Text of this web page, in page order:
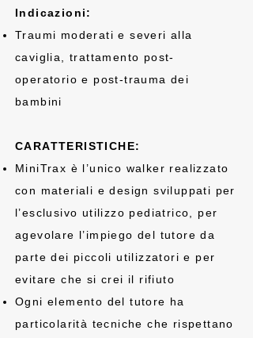
Indicazioni:
Traumi moderati e severi alla
caviglia, trattamento post-
operatorio e post-trauma dei
bambini
CARATTERISTICHE:
MiniTrax è l’unico walker realizzato
con materiali e design sviluppati per
l’esclusivo utilizzo pediatrico, per
agevolare l’impiego del tutore da
parte dei piccoli utilizzatori e per
evitare che si crei il rifiuto
Ogni elemento del tutore ha
particolarità tecniche che rispettano